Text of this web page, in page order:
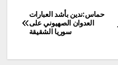
حماس:ندين بأشد العبارات
العدوان الصهيوني على
سوريا الشقيقة